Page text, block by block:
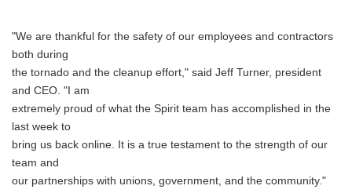
"We are thankful for the safety of our employees and contractors
both during
the tornado and the cleanup effort," said Jeff Turner, president
and CEO. "I am
extremely proud of what the Spirit team has accomplished in the
last week to
bring us back online. It is a true testament to the strength of our
team and
our partnerships with unions, government, and the community."